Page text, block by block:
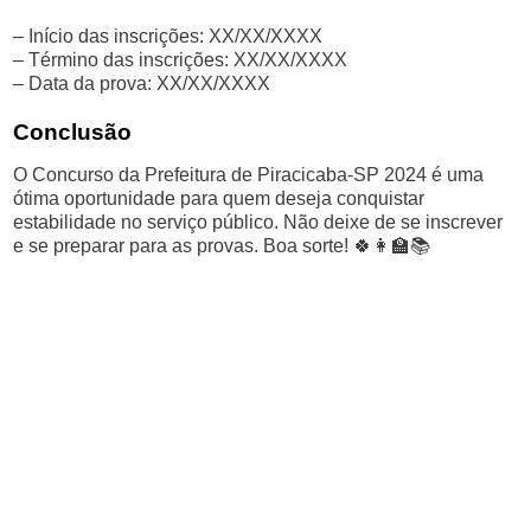
– Início das inscrições: XX/XX/XXXX
– Término das inscrições: XX/XX/XXXX
– Data da prova: XX/XX/XXXX
Conclusão
O Concurso da Prefeitura de Piracicaba-SP 2024 é uma
ótima oportunidade para quem deseja conquistar
estabilidade no serviço público. Não deixe de se inscrever
e se preparar para as provas. Boa sorte! 🍀👩‍🏫📚